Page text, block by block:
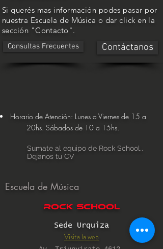
Si querés mas información podes pasar por
nuestra Escuela de Música o dar click en la
sección "Contacto".
Consultas Frecuentes Contáctanos
Horario de Atención: Lunes a Viernes de 15 a
20hs. Sábados de 10 a 15hs.
Sumate al equipo de Rock School..
Dejanos tu CV
Escuela de Música
rock school
Sede Urquiza
Visita la web